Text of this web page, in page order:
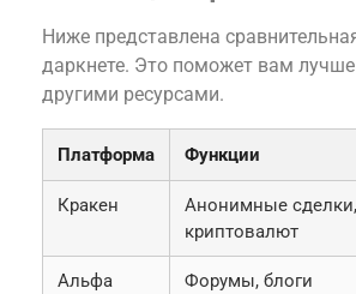
Ниже представлена
даркнете. Это поможет вам
другими ресурсами.
Платформа Функции
Кракен
Анонимные
криптовалют
Альфа Форумы, блоги